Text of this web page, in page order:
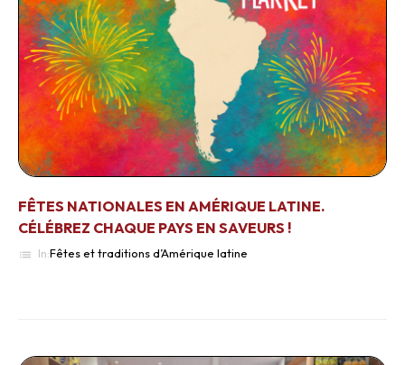
FÊTES NATIONALES EN AMÉRIQUE LATINE.
CÉLÉBREZ CHAQUE PAYS EN SAVEURS !
list In:Fêtes et traditions d’Amérique latine